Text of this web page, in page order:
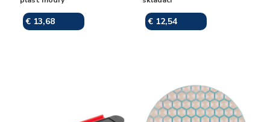
€ 13,68 € 12,54